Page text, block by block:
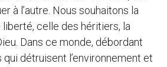
à l’autre. Nous souhaitons la
celle des héritiers, la
Dans ce monde, débordant
détruisent l’environnement et